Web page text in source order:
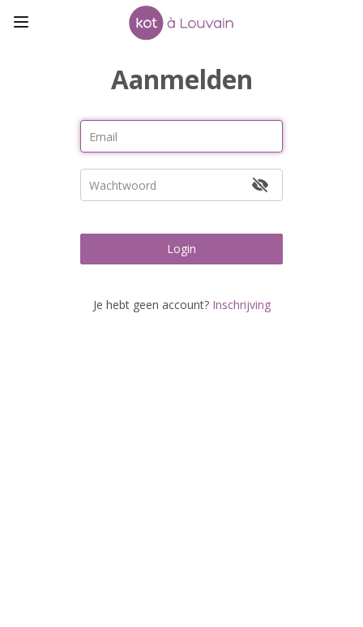
Aanmelden
Login
Je hebt geen account? Inschrijving